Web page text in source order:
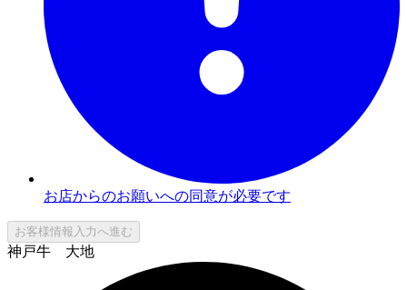
お店からのお願いへの同意が必要です
お客様情報入力へ進む
神戸牛 大地